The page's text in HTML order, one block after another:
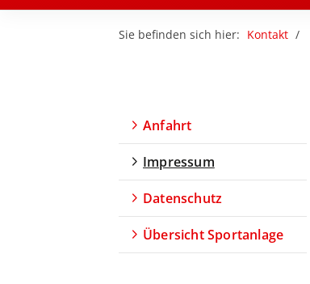
Sie befinden sich hier: Kontakt
Anfahrt
Impressum
Datenschutz
Übersicht Sportanlage